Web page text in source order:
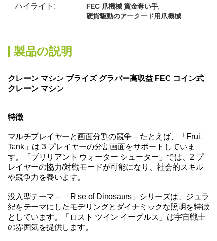
ハイライト: FEC 爪機械 賞金奪い手,
硬貨駆動のアークード用爪機械
製品の説明
クレーン マシン プライズ グラバー高収益 FEC コイン式
クレーン マシン
特徴
マルチプレイヤーと画面分割の競争 – たとえば、「Fruit
Tank」は 3 プレイヤーの分割画面をサポートしていま
す。
「ブリリアント ウォーター シューター」では、2 プ
レイヤーの協力/対戦モードが可能になり、社会的スキル
や競争力を養います。
没入型テーマ – 「Rise of Dinosaurs」シリーズは、ジュラ
紀をテーマにしたモデリングとダイナミックな照明を特徴
としています。
「ロスト ツイン イーグルス」は宇宙戦士
の雰囲気を提供します。